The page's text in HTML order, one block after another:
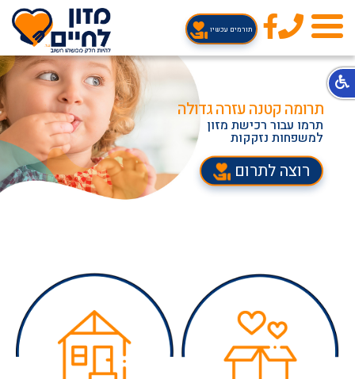
טלפוןתורמים עכשיו
תרומה קטנה עזרה גדולה
תרמו עבור רכישת מזון
למשפחות נזקקות
רוצה לתרום